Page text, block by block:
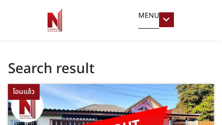
MENU
Search result
โอนแล้ว